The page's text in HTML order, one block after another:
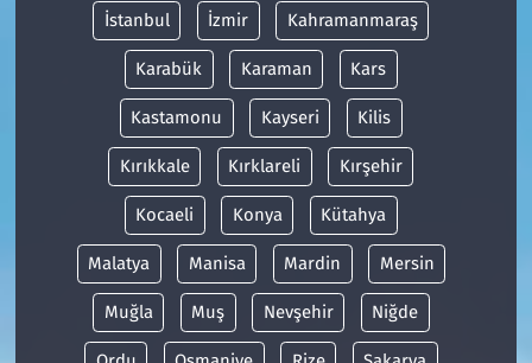
İstanbul İzmir Kahramanmaraş
Karabük Karaman Kars
Kastamonu Kayseri Kilis
Kırıkkale Kırklareli Kırşehir
Kocaeli Konya Kütahya
Malatya Manisa Mardin Mersin
Muğla Muş Nevşehir Niğde